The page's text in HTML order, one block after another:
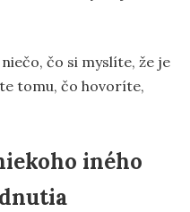
čo si myslíte, že je
tomu, čo hovoríte,
iného